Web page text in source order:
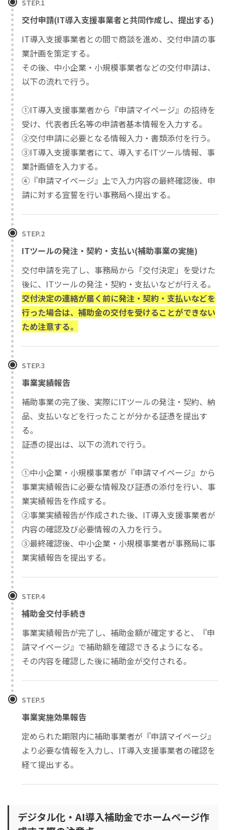
STEP.1
交付申請(IT導入支援事業者と共同作成し、提出する)
IT導入支援事業者との間で商談を進め、交付申請の事
業計画を策定する。
その後、中小企業・小規模事業者などの交付申請は、
以下の流れで行う。
①IT導入支援事業者から『申請マイページ』の招待を
受け、代表者氏名等の申請者基本情報を入力する。
②交付申請に必要となる情報入力・書類添付を行う。
③IT導入支援事業者にて、導入するITツール情報、事
業計画値を入力する。
④『申請マイページ』上で入力内容の最終確認後、申
請に対する宣誓を行い事務局へ提出する。
STEP.2
ITツールの発注・契約・支払い(補助事業の実施)
交付申請を完了し、事務局から「交付決定」を受けた
後に、ITツールの発注・契約・支払いなどが行える。
交付決定の連絡が届く前に発注・契約・支払いなどを
行った場合は、補助金の交付を受けることができない
ため注意する。
STEP.3
事業実績報告
補助事業の完了後、実際にITツールの発注・契約、納
品、支払いなどを行ったことが分かる証憑を提出す
る。
証憑の提出は、以下の流れで行う。
①中小企業・小規模事業者が『申請マイページ』から
事業実績報告に必要な情報及び証憑の添付を行い、事
業実績報告を作成する。
②事業実績報告が作成された後、IT導入支援事業者が
内容の確認及び必要情報の入力を行う。
③最終確認後、中小企業・小規模事業者が事務局に事
業実績報告を提出する。
STEP.4
補助金交付手続き
事業実績報告が完了し、補助金額が確定すると、『申
請マイページ』で補助額を確認できるようになる。
その内容を確認した後に補助金が交付される。
STEP.5
事業実施効果報告
定められた期限内に補助事業者が『申請マイページ』
より必要な情報を入力し、IT導入支援事業者の確認を
経て提出する。
デジタル化・AI導入補助金でホームページ作